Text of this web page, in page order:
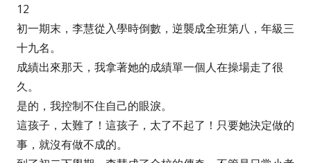
12
初一期末，李慧從入學時倒數，逆襲成全班第八，年級三
十九名。
成績出來那天，我拿著她的成績單一個人在操場走了很
久。
是的，我控制不住自己的眼淚。
這孩子，太難了！這孩子，太了不起了！只要她決定做的
事，就沒有做不成的。